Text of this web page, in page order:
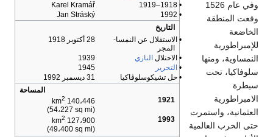
• 1918–1919
Karel Kramář
• 1992
Jan Stráský
التاريخ
• الاستقلال عن النمسا-
المجر
28 أكتوبر 1918
• الاحتلال النازي
1939
• التحرير
1945
• حل تشيكوسلوڤاكيا
31 ديسمبر 1992
المساحة
1921
140،446 km 2
(54،227 sq mi)
1993
127،900 km 2
(49،400 sq mi)
وفي عام 1526
وقعت المنطقة
الخاضعة
للإمبراطورية
النمساوية، ومنها
سلوفاكيا، تحت
سيطرة
الامبراطورية
العثمانية، واستمرت
حتى الحرب العالمية